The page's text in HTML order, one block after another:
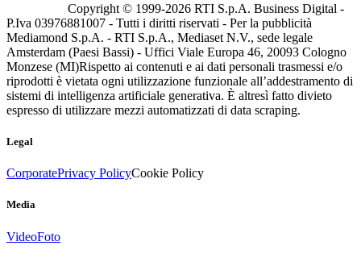
Copyright © 1999-2026 RTI S.p.A. Business Digital -
P.Iva 03976881007 - Tutti i diritti riservati - Per la pubblicità
Mediamond S.p.A. - RTI S.p.A., Mediaset N.V., sede legale
Amsterdam (Paesi Bassi) - Uffici Viale Europa 46, 20093 Cologno
Monzese (MI)Rispetto ai contenuti e ai dati personali trasmessi e/o
riprodotti è vietata ogni utilizzazione funzionale all’addestramento di
sistemi di intelligenza artificiale generativa. È altresì fatto divieto
espresso di utilizzare mezzi automatizzati di data scraping.
Legal
CorporatePrivacy PolicyCookie Policy
Media
VideoFoto